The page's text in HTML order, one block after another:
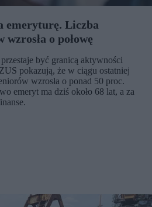
emeryturę. Liczba
o połowę
być granicą aktywności
pokazują, że w ciągu ostatniej
wzrosła o ponad 50 proc.
emeryt ma dziś około 68 lat, a za